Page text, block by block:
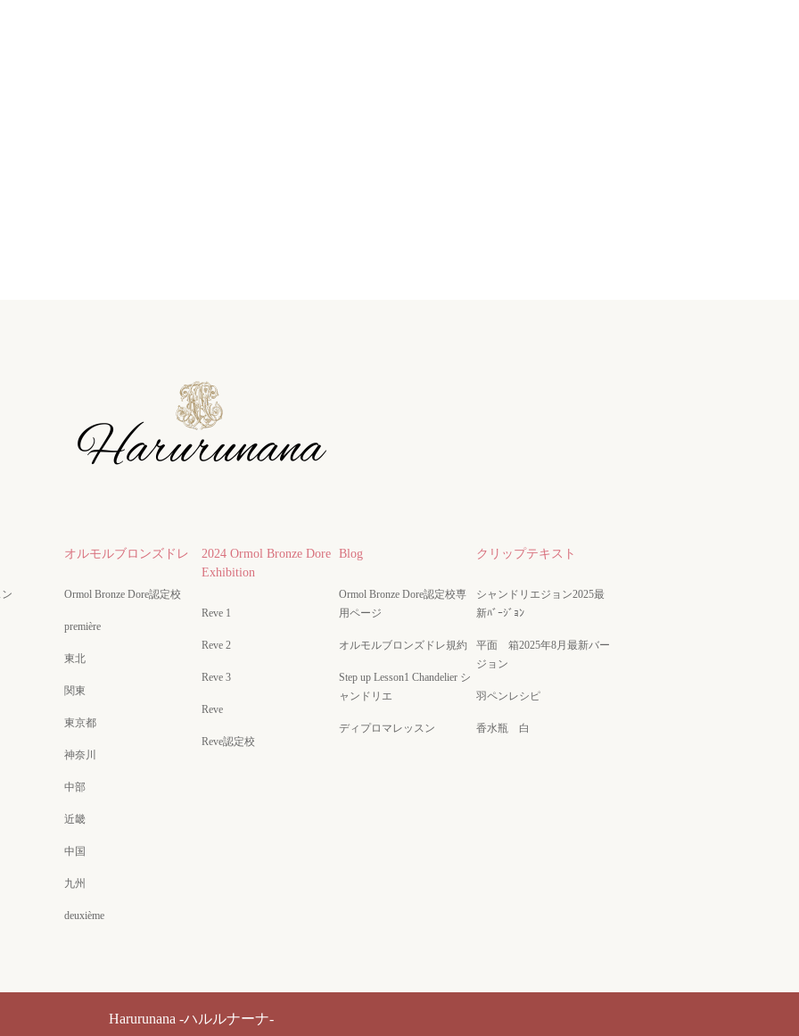
オルモルブロンズドレ
Ormol Bronze Dore認定校
première
東北
関東
東京都
神奈川
中部
近畿
中国
九州
deuxième
2024 Ormol Bronze Dore
Exhibition
Reve 1
Reve 2
Reve 3
Reve
Reve認定校
Blog
Ormol Bronze Dore認定校専
用ページ
オルモルブロンズドレ規約
Step up Lesson1 Chandelier シ
ャンドリエ
ディプロマレッスン
クリップテキスト
シャンドリエジョン2025最
新ﾊﾞｰｼﾞｮﾝ
平面 箱2025年8月最新バー
ジョン
羽ペンレシピ
香水瓶 白
Harurunana -ハルルナーナ-